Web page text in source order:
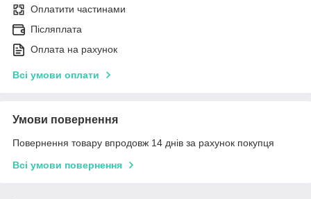
Оплатити частинами
Післяплата
Оплата на рахунок
Всі умови оплати
Умови повернення
Повернення товару впродовж 14 днів за рахунок покупця
Всі умови повернення